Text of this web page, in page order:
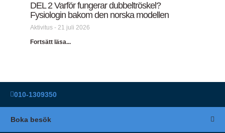
DEL 2 Varför fungerar dubbeltröskel?
Fysiologin bakom den norska modellen
Aktivitus 21 juli 2026
Fortsätt läsa...
010-1309350
Boka besök